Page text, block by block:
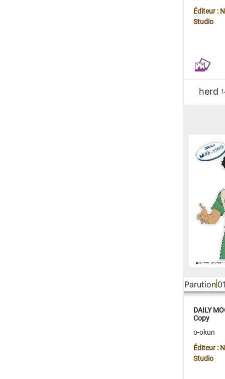
Éditeur :
Studio
herd
Parution
DAILY
Copy
o-okun
Éditeur :
Studio